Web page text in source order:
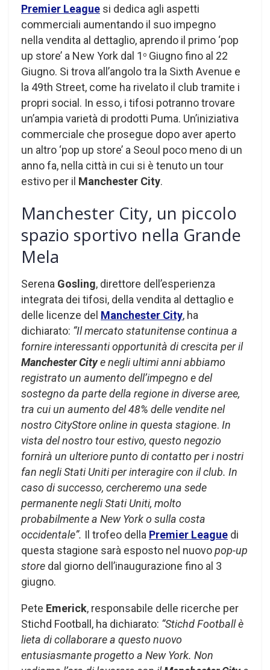
Premier League si dedica agli aspetti
commerciali aumentando il suo impegno
nella vendita al dettaglio, aprendo il primo ‘pop
up store’ a New York dal 1 o Giugno fino al 22
Giugno. Si trova all’angolo tra la Sixth Avenue e
la 49th Street, come ha rivelato il club tramite i
propri social. In esso, i tifosi potranno trovare
un’ampia varietà di prodotti Puma. Un’iniziativa
commerciale che prosegue dopo aver aperto
un altro ‘pop up store’ a Seoul poco meno di un
anno fa, nella città in cui si è tenuto un tour
estivo per il Manchester City.
Manchester City, un piccolo
spazio sportivo nella Grande
Mela
Serena Gosling, direttore dell’esperienza
integrata dei tifosi, della vendita al dettaglio e
delle licenze del Manchester City, ha
dichiarato: “Il mercato statunitense continua a
fornire interessanti opportunità di crescita per il
Manchester Citye negli ultimi anni abbiamo
registrato un aumento dell’impegno e del
sostegno da parte della regione in diverse aree,
tra cui un aumento del 48% delle vendite nel
nostro CityStore online in questa stagione. In
vista del nostro tour estivo, questo negozio
fornirà un ulteriore punto di contatto per i nostri
fan negli Stati Uniti per interagire con il club. In
caso di successo, cercheremo una sede
permanente negli Stati Uniti, molto
probabilmente a New York o sulla costa
occidentale”. Il trofeo della Premier League di
questa stagione sarà esposto nel nuovopop-up
store dal giorno dell’inaugurazione fino al 3
giugno.
Pete Emerick, responsabile delle ricerche per
Stichd Football, ha dichiarato: “Stichd Football è
lieta di collaborare a questo nuovo
entusiasmante progetto a New York. Non